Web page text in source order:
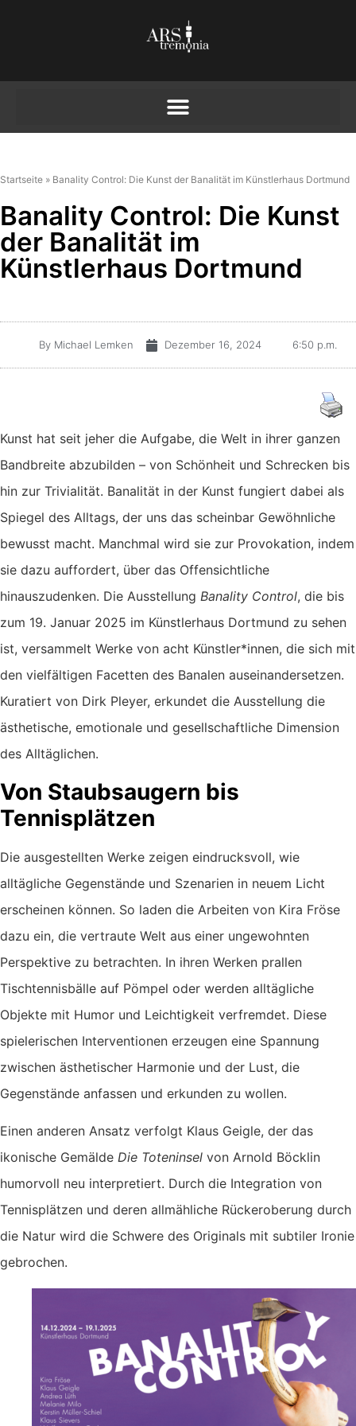
Startseite » Banality Control: Die Kunst der Banalität im Künstlerhaus Dortmund
Banality Control: Die Kunst
der Banalität im
Künstlerhaus Dortmund
ByMichael Lemken Dezember 16, 2024 6:50 p.m.
Kunst hat seit jeher die Aufgabe, die Welt in ihrer ganzen
Bandbreite abzubilden – von Schönheit und Schrecken bis
hin zur Trivialität. Banalität in der Kunst fungiert dabei als
Spiegel des Alltags, der uns das scheinbar Gewöhnliche
bewusst macht. Manchmal wird sie zur Provokation, indem
sie dazu auffordert, über das Offensichtliche
hinauszudenken. Die Ausstellung Banality Control, die bis
zum 19. Januar 2025 im Künstlerhaus Dortmund zu sehen
ist, versammelt Werke von acht Künstler*innen, die sich mit
den vielfältigen Facetten des Banalen auseinandersetzen.
Kuratiert von Dirk Pleyer, erkundet die Ausstellung die
ästhetische, emotionale und gesellschaftliche Dimension
des Alltäglichen.
Von Staubsaugern bis
Tennisplätzen
Die ausgestellten Werke zeigen eindrucksvoll, wie
alltägliche Gegenstände und Szenarien in neuem Licht
erscheinen können. So laden die Arbeiten von Kira Fröse
dazu ein, die vertraute Welt aus einer ungewohnten
Perspektive zu betrachten. In ihren Werken prallen
Tischtennisbälle auf Pömpel oder werden alltägliche
Objekte mit Humor und Leichtigkeit verfremdet. Diese
spielerischen Interventionen erzeugen eine Spannung
zwischen ästhetischer Harmonie und der Lust, die
Gegenstände anfassen und erkunden zu wollen.
Einen anderen Ansatz verfolgt Klaus Geigle, der das
ikonische Gemälde Die Toteninsel von Arnold Böcklin
humorvoll neu interpretiert. Durch die Integration von
Tennisplätzen und deren allmähliche Rückeroberung durch
die Natur wird die Schwere des Originals mit subtiler Ironie
gebrochen.